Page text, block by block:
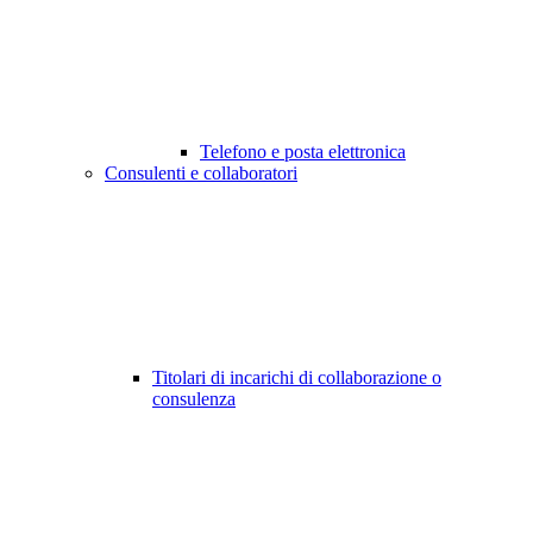
Telefono e posta elettronica
Consulenti e collaboratori
Titolari di incarichi di collaborazione o
consulenza